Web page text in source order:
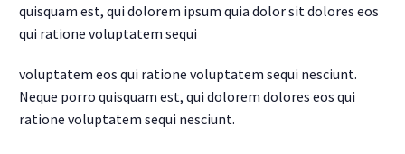
quisquam est, qui dolorem ipsum quia dolor sit dolores eos
qui ratione voluptatem sequi
voluptatem eos qui ratione voluptatem sequi nesciunt.
Neque porro quisquam est, qui dolorem dolores eos qui
ratione voluptatem sequi nesciunt.